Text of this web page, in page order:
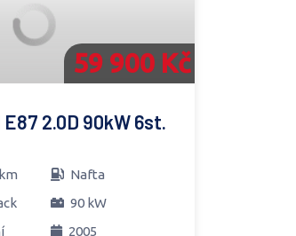
59 900 Kč
E87 2.0D 90kW 6st.
Nafta
90 kW
2005